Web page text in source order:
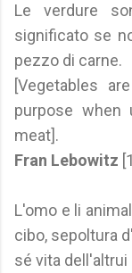
Le verdure
significato se
pezzo di carne.
[Vegetables
purpose when
meat].
Fran Lebowitz
L'omo e li
cibo, sepoltura
sé vita